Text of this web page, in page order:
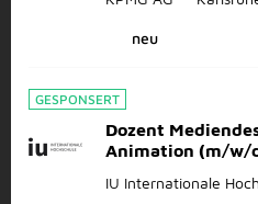
neu
GESPONSERT
Dozent
Animation (m/w/
IU Internationale